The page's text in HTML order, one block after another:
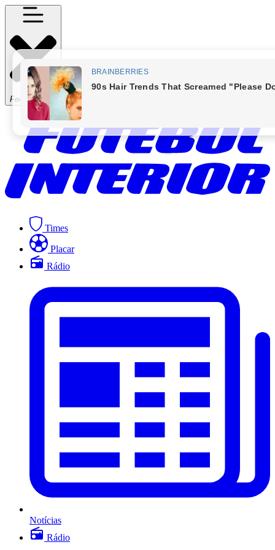
Fechar Menu
Times
Placar
Rádio
Notícias
Rádio